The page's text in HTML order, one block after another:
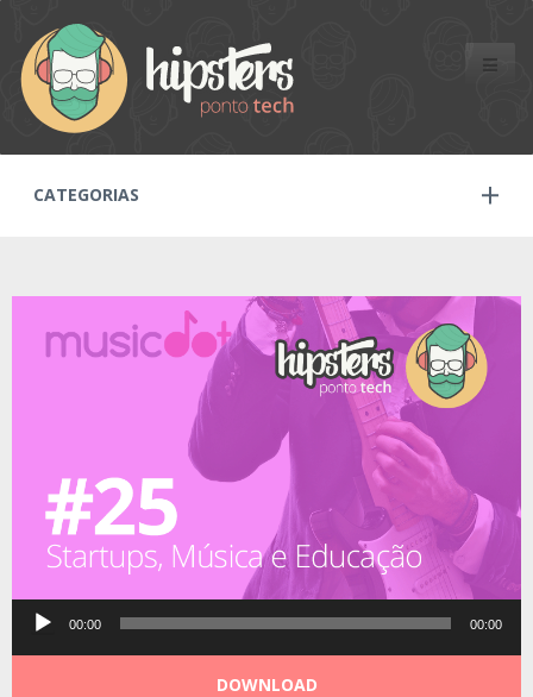
Toggle
CATEGORIAS
Tocador 00:00 00:00
DOWNLOAD